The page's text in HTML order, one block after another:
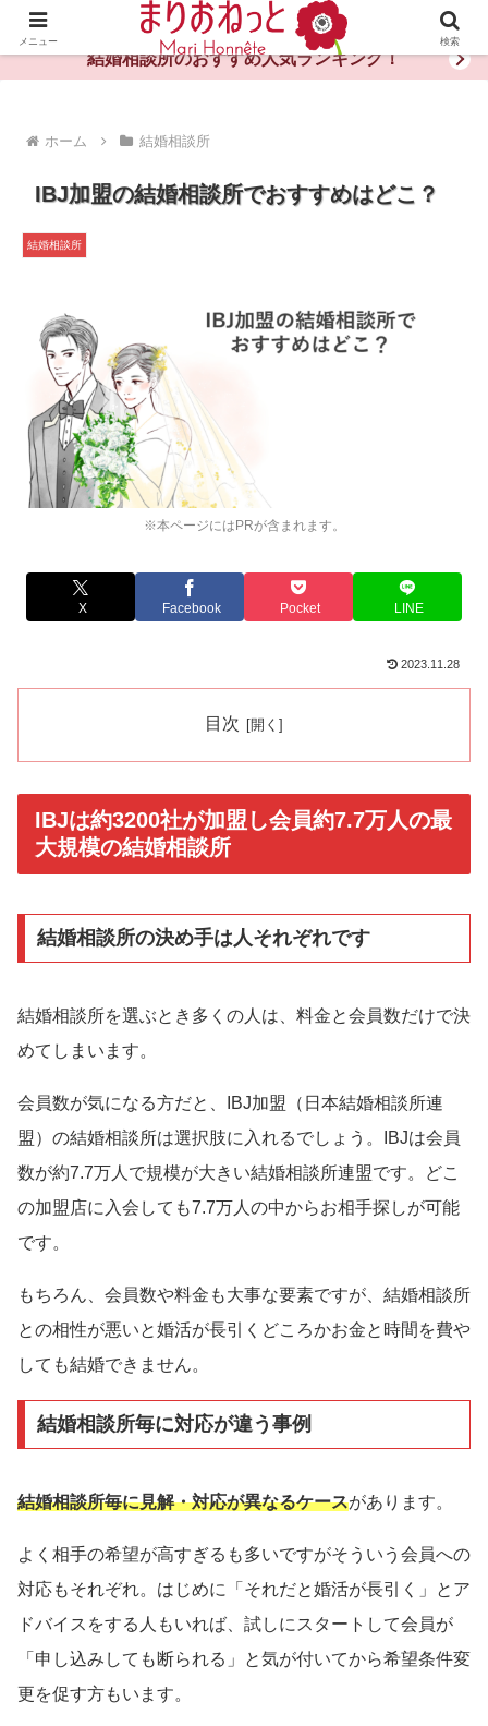
婚活や出会いの体験談・評判・秘訣がわかる情報サイト
結婚相談所のおすすめ人気ランキング！
ホーム 結婚相談所
IBJ加盟の結婚相談所でおすすめはどこ？
※本ページにはPRが含まれます。
結婚相談所
X Facebook Pocket LINE
2023.11.28
目次
IBJは約3200社が加盟し会員約7.7万人の最
大規模の結婚相談所
結婚相談所の決め手は人それぞれです
結婚相談所を選ぶとき多くの人は、料金と会員数だけで決
めてしまいます。
会員数が気になる方だと、IBJ加盟（日本結婚相談所連
盟）の結婚相談所は選択肢に入れるでしょう。IBJは会員
数が約7.7万人で規模が大きい結婚相談所連盟です。どこ
の加盟店に入会しても7.7万人の中からお相手探しが可能
です。
もちろん、会員数や料金も大事な要素ですが、結婚相談所
との相性が悪いと婚活が長引くどころかお金と時間を費や
しても結婚できません。
結婚相談所毎に対応が違う事例
結婚相談所毎に見解・対応が異なるケースがあります。
よく相手の希望が高すぎるも多いですがそういう会員への
対応もそれぞれ。はじめに「それだと婚活が長引く」とア
ドバイスをする人もいれば、試しにスタートして会員が
「申し込みしても断られる」と気が付いてから希望条件変
更を促す方もいます。
メニュー 検索